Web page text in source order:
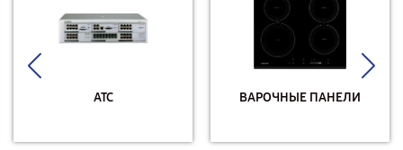
АТС ВАРОЧНЫЕ ПАНЕЛИ